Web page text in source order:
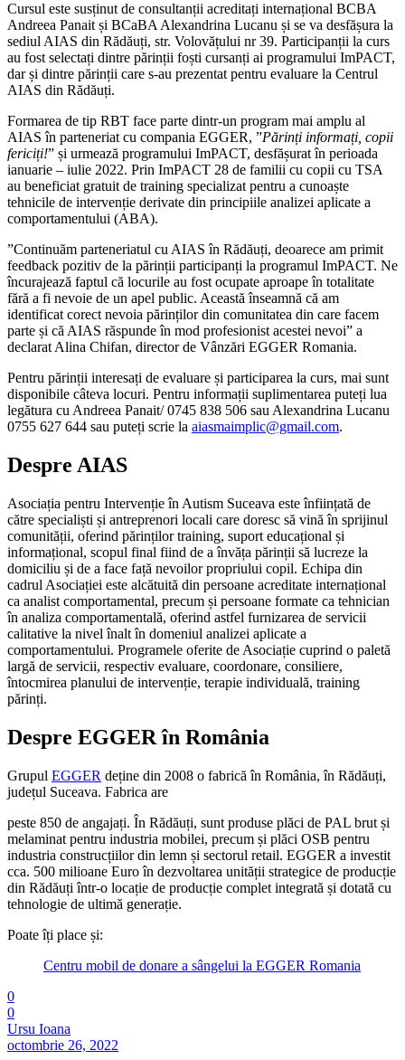
Cursul este susținut de consultanții acreditați internațional BCBA
Andreea Panait și BCaBA Alexandrina Lucanu și se va desfășura la
sediul AIAS din Rădăuți, str. Volovățului nr 39. Participanții la curs
au fost selectați dintre părinții foști cursanți ai programului ImPACT,
dar și dintre părinții care s-au prezentat pentru evaluare la Centrul
AIAS din Rădăuți.
Formarea de tip RBT face parte dintr-un program mai amplu al
AIAS în parteneriat cu compania EGGER, ”Părinți informați, copii
fericiți!” și urmează programului ImPACT, desfășurat în perioada
ianuarie – iulie 2022. Prin ImPACT 28 de familii cu copii cu TSA
au beneficiat gratuit de training specializat pentru a cunoaște
tehnicile de intervenție derivate din principiile analizei aplicate a
comportamentului (ABA).
”Continuăm parteneriatul cu AIAS în Rădăuți, deoarece am primit
feedback pozitiv de la părinții participanți la programul ImPACT. Ne
încurajează faptul că locurile au fost ocupate aproape în totalitate
fără a fi nevoie de un apel public. Această înseamnă că am
identificat corect nevoia părinților din comunitatea din care facem
parte și că AIAS răspunde în mod profesionist acestei nevoi” a
declarat Alina Chifan, director de Vânzări EGGER Romania.
Pentru părinții interesați de evaluare și participarea la curs, mai sunt
disponibile câteva locuri. Pentru informații suplimentarea puteți lua
legătura cu Andreea Panait/ 0745 838 506 sau Alexandrina Lucanu
0755 627 644 sau puteți scrie la aiasmaimplic@gmail.com.
Despre AIAS
Asociația pentru Intervenție în Autism Suceava este înființată de
către specialiști și antreprenori locali care doresc să vină în sprijinul
comunității, oferind părinților training, suport educațional și
informațional, scopul final fiind de a învăța părinții să lucreze la
domiciliu și de a face față nevoilor propriului copil. Echipa din
cadrul Asociației este alcătuită din persoane acreditate internațional
ca analist comportamental, precum și persoane formate ca tehnician
în analiza comportamentală, oferind astfel furnizarea de servicii
calitative la nivel înalt în domeniul analizei aplicate a
comportamentului. Programele oferite de Asociație cuprind o paletă
largă de servicii, respectiv evaluare, coordonare, consiliere,
întocmirea planului de intervenție, terapie individuală, training
părinți.
Despre EGGER în România
Grupul EGGER deține din 2008 o fabrică în România, în Rădăuți,
județul Suceava. Fabrica are
peste 850 de angajați. În Rădăuți, sunt produse plăci de PAL brut și
melaminat pentru industria mobilei, precum și plăci OSB pentru
industria construcțiilor din lemn și sectorul retail. EGGER a investit
cca. 500 milioane Euro în dezvoltarea unității strategice de producție
din Rădăuți într-o locație de producție complet integrată și dotată cu
tehnologie de ultimă generație.
Poate îți place și:
Centru mobil de donare a sângelui la EGGER Romania
0
0
Ursu Ioana
octombrie 26, 2022